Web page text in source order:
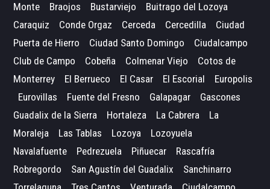
Monte
Braojos Bustarviejo
Buitrago del Lozoya
Caraquiz
Conde Orgaz Cerceda Cercedilla
Ciudad
Puerta de Hierro
Ciudad Santo Domingo
Ciudalcampo
Club de Campo
Cobeña Colmenar Viejo
Cotos de
Monterrey
El Berrueco El Casar El Escorial
Europolis
Eurovillas
Fuente del Fresno Galapagar
Gascones
Guadalix de la Sierra
Hortaleza La Cabrera
La
Moraleja
Las Tablas Lozoya
Lozoyuela
Navalafuente
Pedrezuela Piñuecar
Rascafría
Robregordo
San Agustín del Guadalix
Sanchinarro